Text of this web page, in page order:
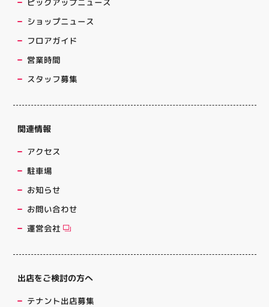
ショップニュース
フロアガイド
営業時間
スタッフ募集
関連情報
アクセス
駐車場
お知らせ
お問い合わせ
運営会社
出店をご検討の方へ
テナント出店募集